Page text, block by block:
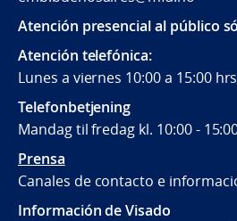
Atención presencial al público
Atención telefónica:
Lunes a viernes 10:00 a 15:00
Telefonbetjening
Mandag til fredag kl. 10:00 -
Prensa
Canales de contacto e
Información de Visado